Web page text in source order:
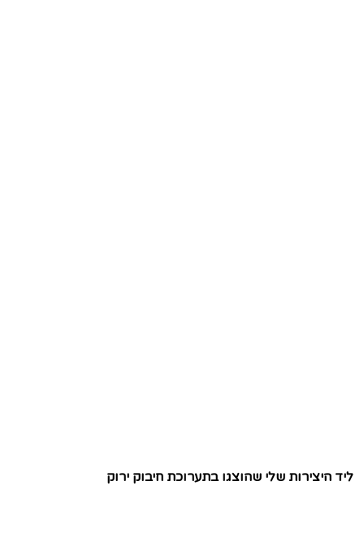
ליד היצירות שלי שהוצגו בתערוכת חיבוק ירוק